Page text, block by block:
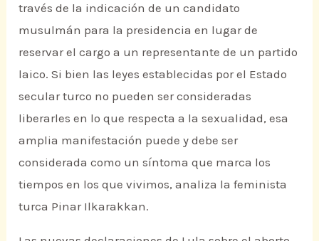
través de la indicación de un candidato
musulmán para la presidencia en lugar de
reservar el cargo a un representante de un partido
laico. Si bien las leyes establecidas por el Estado
secular turco no pueden ser consideradas
liberarles en lo que respecta a la sexualidad, esa
amplia manifestación puede y debe ser
considerada como un síntoma que marca los
tiempos en los que vivimos, analiza la feminista
turca Pinar Ilkarakkan.